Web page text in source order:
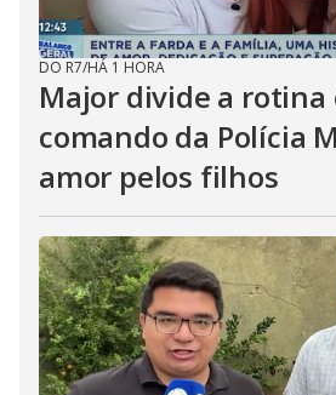
DO R7/HÁ 1 HORA
Major divide a rotina
comando da Polícia
amor pelos filhos